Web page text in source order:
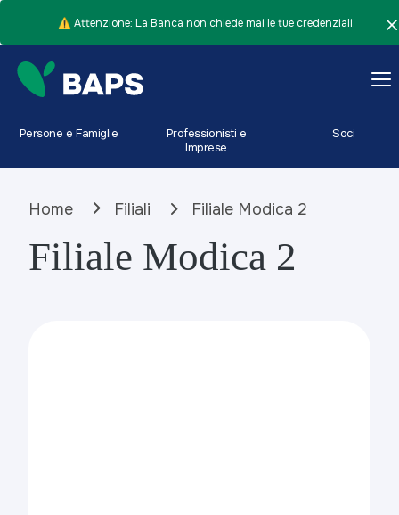
⚠️ Attenzione: La Banca non chiede mai le tue credenziali.
Persone e Famiglie
Professionisti e
Imprese
Soci
Home Filiali Filiale Modica 2
Filiale Modica 2